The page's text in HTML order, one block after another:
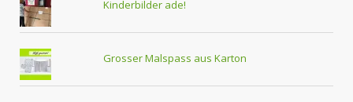
Kinderbilder ade!
Grosser Malspass aus Karton